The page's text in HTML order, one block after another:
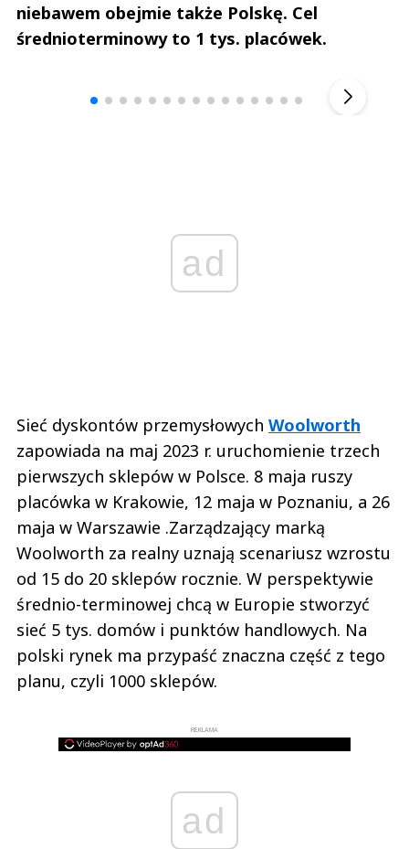
niebawem obejmie także Polskę. Cel
średnioterminowy to 1 tys. placówek.
ad
Sieć dyskontów przemysłowych Woolworth
zapowiada na maj 2023 r. uruchomienie trzech
pierwszych sklepów w Polsce. 8 maja ruszy
placówka w Krakowie, 12 maja w Poznaniu, a 26
maja w Warszawie .Zarządzający marką
Woolworth za realny uznają scenariusz wzrostu
od 15 do 20 sklepów rocznie. W perspektywie
średnio-terminowej chcą w Europie stworzyć
sieć 5 tys. domów i punktów handlowych. Na
polski rynek ma przypaść znaczna część z tego
planu, czyli 1000 sklepów.
REKLAMA
ad